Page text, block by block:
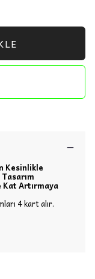
Kesinlikle
Artırmaya
4 kart alır.